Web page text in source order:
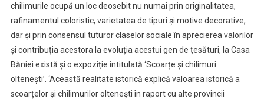
chilimurile ocupă un loc deosebit nu numai prin originalitatea,
rafinamentul coloristic, varietatea de tipuri și motive decorative,
dar și prin consensul tuturor claselor sociale în aprecierea valorilor
și contribuția acestora la evoluția acestui gen de țesături, la Casa
Băniei există și o expoziție intitulată ‘Scoarțe și chilimuri
oltenești’. ‘Această realitate istorică explică valoarea istorică a
scoarțelor și chilimurilor oltenești în raport cu alte provincii